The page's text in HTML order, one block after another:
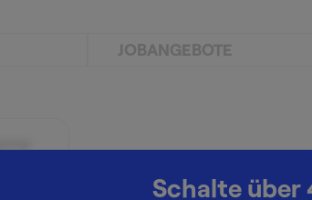
JOBANGEBOTE
Schalte